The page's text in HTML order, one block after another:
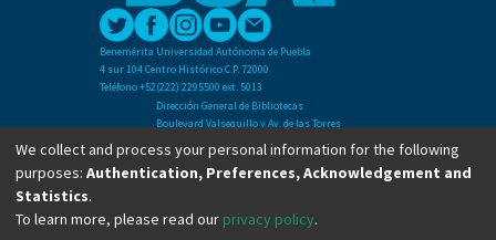
Benemérita Universidad Autónoma de Puebla
4 sur 104 Centro Histórico C.P. 72000
Teléfono +52(222) 2295500 ext. 5013
Dirección General de Bibliotecas
Boulevard Valsequillo y Av. de las Torres
Ciudad Universitaria. Col. San Manuel
C.P. 72570
Teléfono +52 (222) 2295500 Ext 2901
We collect and process your personal information for the following
purposes: Authentication, Preferences, Acknowledgement and
Statistics.
To learn more, please read our privacy policy.